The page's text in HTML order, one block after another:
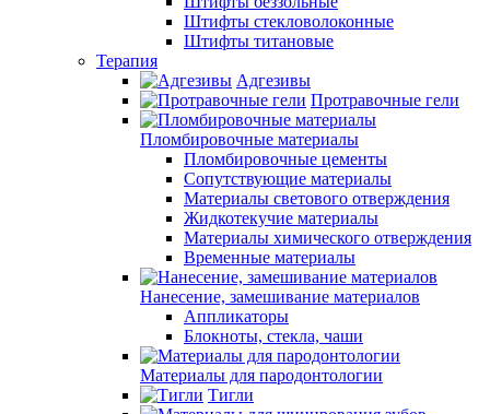
Штифты стекловолоконные
Штифты титановые
Терапия
Адгезивы
Протравочные гели
Пломбировочные материалы
Пломбировочные цементы
Сопутствующие материалы
Материалы светового отверждения
Жидкотекучие материалы
Материалы химического отверждения
Временные материалы
Нанесение, замешивание материалов
Аппликаторы
Блокноты, стекла, чаши
Материалы для пародонтологии
Тигли